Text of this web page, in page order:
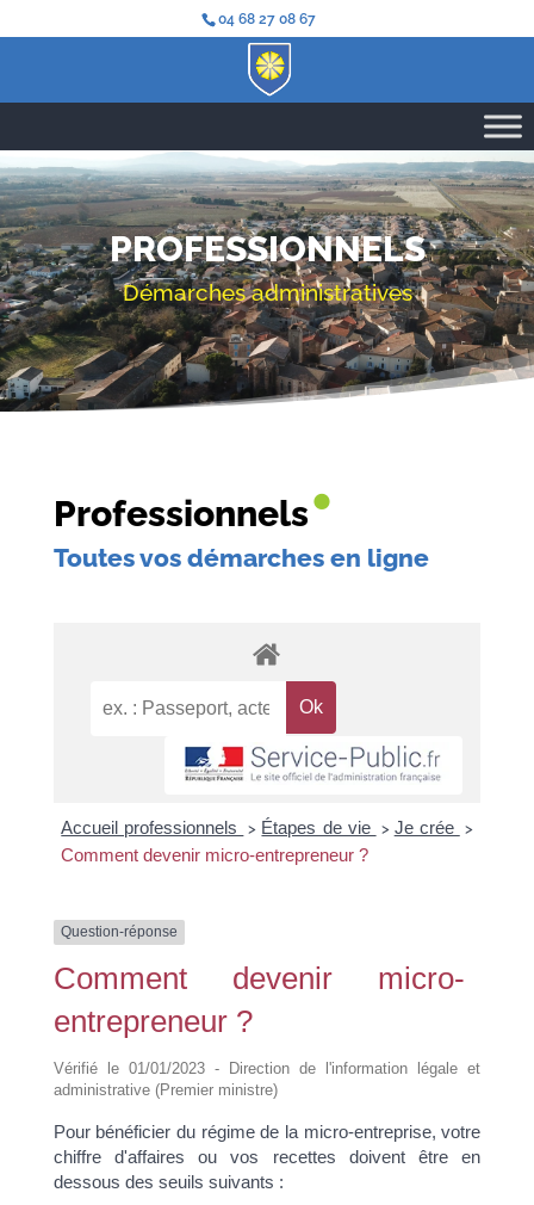
04 68 27 08 67
PROFESSIONNELS
Démarches administratives
Professionnels•
Toutes vos démarches en ligne
Accueil professionnels > Étapes de vie > Je crée >
Comment devenir micro-entrepreneur ?
Question-réponse
Comment devenir micro-
entrepreneur ?
Vérifié le 01/01/2023 - Direction de l'information légale et
administrative (Premier ministre)
Pour bénéficier du régime de la micro-entreprise, votre
chiffre d'affaires ou vos recettes doivent être en
dessous des seuils suivants :